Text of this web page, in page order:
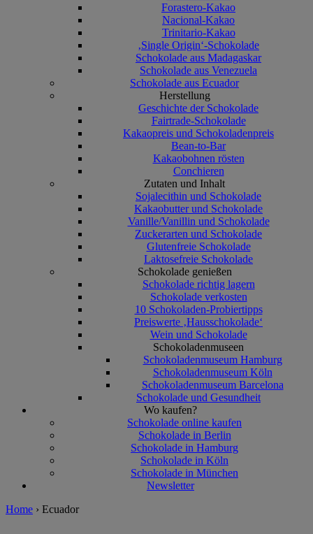
Forastero-Kakao
Nacional-Kakao
Trinitario-Kakao
‚Single Origin‘-Schokolade
Schokolade aus Madagaskar
Schokolade aus Venezuela
Schokolade aus Ecuador
Herstellung
Geschichte der Schokolade
Fairtrade-Schokolade
Kakaopreis und Schokoladenpreis
Bean-to-Bar
Kakaobohnen rösten
Conchieren
Zutaten und Inhalt
Sojalecithin und Schokolade
Kakaobutter und Schokolade
Vanille/Vanillin und Schokolade
Zuckerarten und Schokolade
Glutenfreie Schokolade
Laktosefreie Schokolade
Schokolade genießen
Schokolade richtig lagern
Schokolade verkosten
10 Schokoladen-Probiertipps
Preiswerte ‚Hausschokolade‘
Wein und Schokolade
Schokoladenmuseen
Schokoladenmuseum Hamburg
Schokoladenmuseum Köln
Schokoladenmuseum Barcelona
Schokolade und Gesundheit
Wo kaufen?
Schokolade online kaufen
Schokolade in Berlin
Schokolade in Hamburg
Schokolade in Köln
Schokolade in München
Newsletter
Home › Ecuador